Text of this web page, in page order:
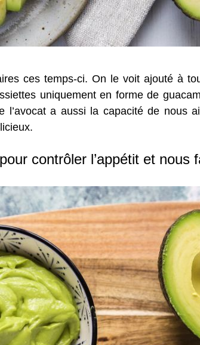
ces temps-ci. On le voit ajouté à
uniquement en forme de
l’avocat a aussi la capacité de nous
contrôler l’appétit et nous